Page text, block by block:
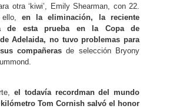
otra ‘kiwi’, Emily Shearman, con 22.
en la eliminación, la reciente
de esta prueba en la Copa de
Adelaida, no tuvo problemas para
compañeras de selección Bryony
el todavía recordman del mundo
Tom Cornish salvó el honor